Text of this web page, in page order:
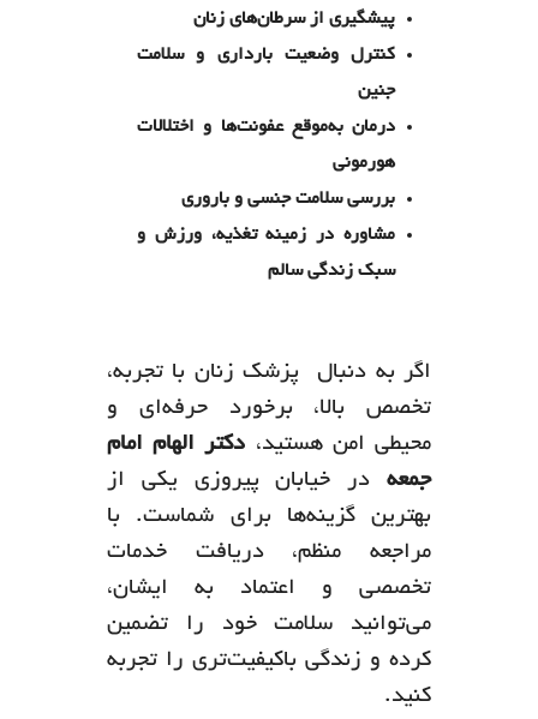
پیشگیری از سرطان‌های زنان
کنترل وضعیت بارداری و سلامت
جنین
درمان به‌موقع عفونت‌ها و اختلالات
هورمونی
بررسی سلامت جنسی و باروری
مشاوره در زمینه تغذیه، ورزش و
سبک زندگی سالم
اگر به دنبال پزشک زنان با تجربه،
تخصص بالا، برخورد حرفه‌ای و
محیطی امن هستید، دکتر الهام امام
جمعه در خیابان پیروزی یکی از
بهترین گزینه‌ها برای شماست. با
مراجعه منظم، دریافت خدمات
تخصصی و اعتماد به ایشان،
می‌توانید سلامت خود را تضمین
کرده و زندگی باکیفیت‌تری را تجربه
کنید.